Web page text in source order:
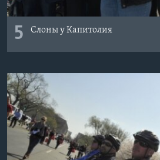
5 Слоны у Капитолия